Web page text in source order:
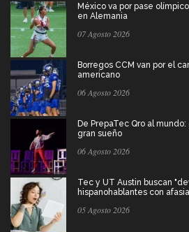
México va por pase
en Alemania
07 Agosto 2026
Borregos CCM van por el
americano
06 Agosto 2026
De PrepaTec Qro al
gran sueño
06 Agosto 2026
Tec y UT Austin buscan
hispanohablantes con afasia
05 Agosto 2026